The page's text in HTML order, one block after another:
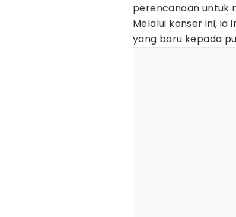
perencanaan untuk
Melalui konser ini,
yang baru kepada